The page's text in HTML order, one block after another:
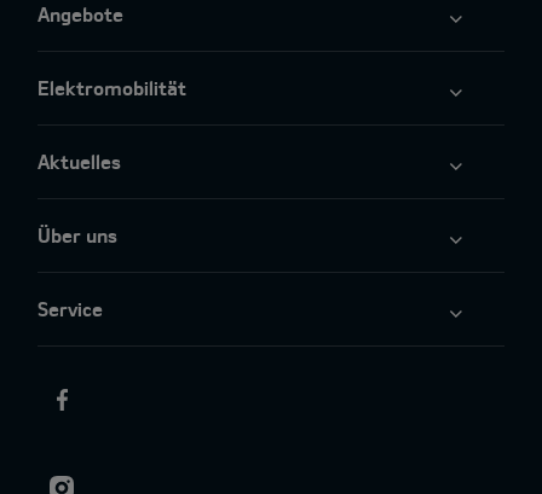
Angebote
Elektromobilität
Aktuelles
Über uns
Service